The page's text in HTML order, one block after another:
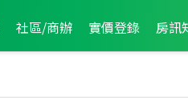
社區/商辦 實價登錄 房訊